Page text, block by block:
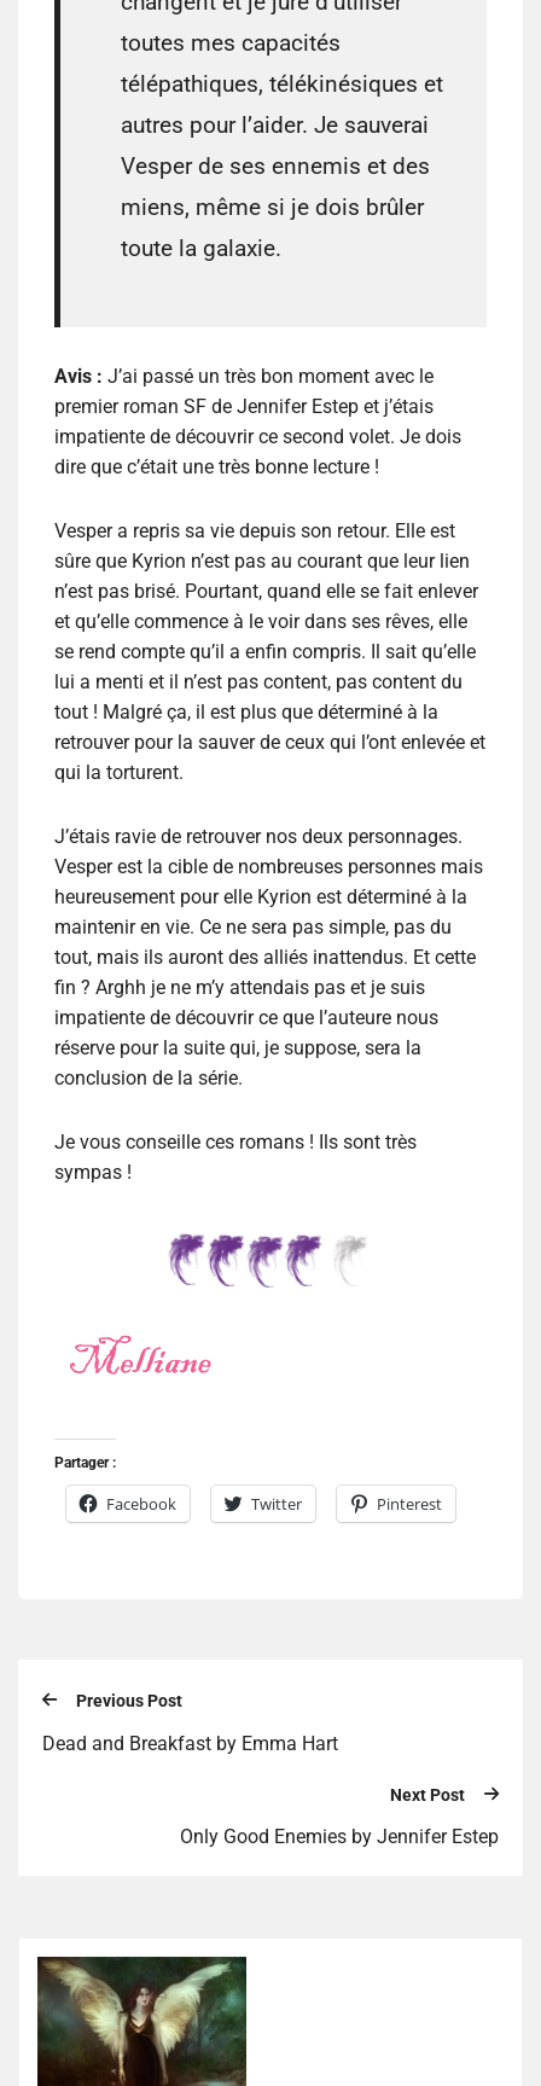
toutes mes capacités
télépathiques, télékinésiques et
autres pour l’aider. Je sauverai
Vesper de ses ennemis et des
miens, même si je dois brûler
toute la galaxie.
Avis : J’ai passé un très bon moment avec le
premier roman SF de Jennifer Estep et j’étais
impatiente de découvrir ce second volet. Je dois
dire que c’était une très bonne lecture !
Vesper a repris sa vie depuis son retour. Elle est
sûre que Kyrion n’est pas au courant que leur lien
n’est pas brisé. Pourtant, quand elle se fait enlever
et qu’elle commence à le voir dans ses rêves, elle
se rend compte qu’il a enfin compris. Il sait qu’elle
lui a menti et il n’est pas content, pas content du
tout ! Malgré ça, il est plus que déterminé à la
retrouver pour la sauver de ceux qui l’ont enlevée et
qui la torturent.
J’étais ravie de retrouver nos deux personnages.
Vesper est la cible de nombreuses personnes mais
heureusement pour elle Kyrion est déterminé à la
maintenir en vie. Ce ne sera pas simple, pas du
tout, mais ils auront des alliés inattendus. Et cette
fin ? Arghh je ne m’y attendais pas et je suis
impatiente de découvrir ce que l’auteure nous
réserve pour la suite qui, je suppose, sera la
conclusion de la série.
Je vous conseille ces romans ! Ils sont très
sympas !
Partager :
Facebook Twitter Pinterest
Previous Post
Dead and Breakfast by Emma Hart
Next Post
Only Good Enemies by Jennifer Estep